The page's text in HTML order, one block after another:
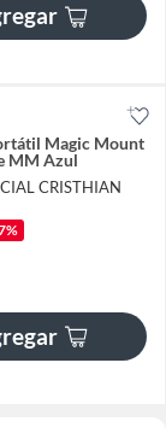
Magic Mount
MM Azul
CRISTHIAN